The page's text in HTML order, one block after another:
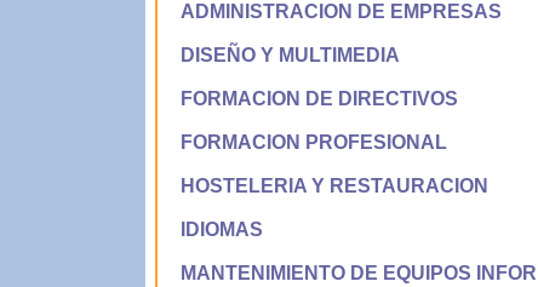
ADMINISTRACION DE EMPRESAS
DISEÑO Y MULTIMEDIA
FORMACION DE DIRECTIVOS
FORMACION PROFESIONAL
HOSTELERIA Y RESTAURACION
IDIOMAS
MANTENIMIENTO DE EQUIPOS